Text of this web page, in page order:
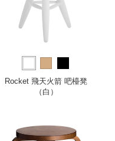
Rocket 飛天火箭 吧檯凳
（白）